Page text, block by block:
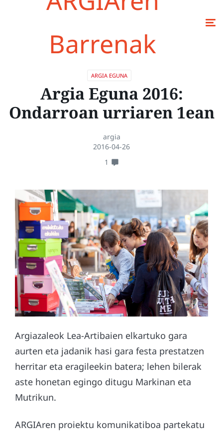
Barrenak
ARGIA EGUNA
Argia Eguna 2016:
Ondarroan urriaren 1ean
argia
2016-04-26
1
Argiazaleok Lea-Artibaien elkartuko gara
aurten eta jadanik hasi gara festa prestatzen
herritar eta eragileekin batera; lehen bilerak
aste honetan egingo ditugu Markinan eta
Mutrikun.
ARGIAren proiektu komunikatiboa partekatu